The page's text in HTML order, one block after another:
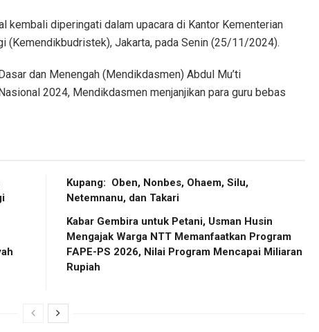
kembali diperingati dalam upacara di Kantor Kementerian
(Kemendikbudristek), Jakarta, pada Senin (25/11/2024).
dan Menengah (Mendikdasmen) Abdul Mu’ti
2024, Mendikdasmen menjanjikan para guru bebas
Kupang: Oben, Nonbes, Ohaem, Silu,
Netemnanu, dan Takari
Kabar Gembira untuk Petani, Usman Husin
Mengajak Warga NTT Memanfaatkan Program
FAPE-PS 2026, Nilai Program Mencapai Miliaran
Rupiah